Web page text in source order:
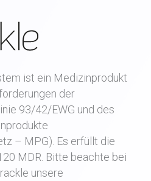
ist ein Medizinprodukt
der
93/42/EWG und des
– MPG). Es erfüllt die
MDR. Bitte beachte bei
unsere